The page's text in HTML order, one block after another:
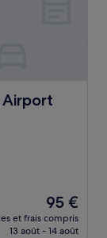
AirportBlue
Le
nouveau
prix
95 €
et frais compris
13 août - 14 août